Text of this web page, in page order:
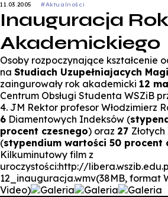
11.03.2005 #Aktualności
Inauguracja
Akademickiego
Osoby rozpoczynające kształcenie
na Studiach Uzupełniajacych
zaingurowały rok akademicki 12
Centrum Obsługi Studenta WSZiB
4. JM Rektor profesor Włodzimierz
6 Diamentowych Indeksów (
procent czesnego) oraz 27
(stypendium wartości 50 procent
Kilkuminutowy film z
uroczystości:http://
12_inauguracja.wmv(38MB, format
Video)